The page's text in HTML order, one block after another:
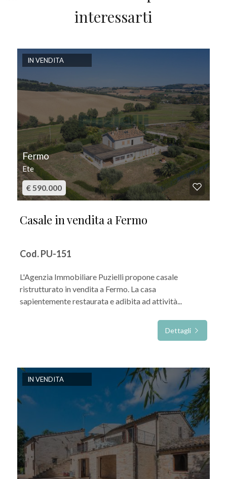
interessarti
IN VENDITA
Fermo
Ete
€ 590.000
Casale in vendita a Fermo
Cod. PU-151
L'Agenzia Immobiliare Puzielli propone casale
ristrutturato in vendita a Fermo. La casa
sapientemente restaurata e adibita ad attività...
Dettagli
IN VENDITA